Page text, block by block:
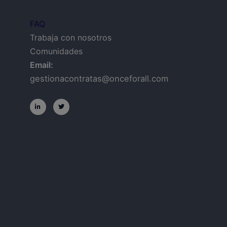
FAQ
Trabaja con nosotros
Comunidades
Email:
gestionacontratas@onceforall.com